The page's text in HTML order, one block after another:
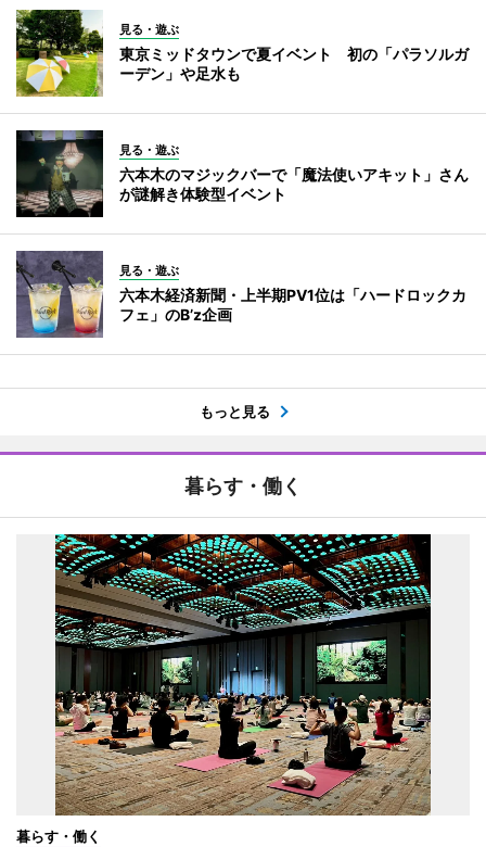
見る・遊ぶ
東京ミッドタウンで夏イベント 初の「パラソルガ
ーデン」や足水も
見る・遊ぶ
六本木のマジックバーで「魔法使いアキット」さん
が謎解き体験型イベント
見る・遊ぶ
六本木経済新聞・上半期PV1位は「ハードロックカ
フェ」のB’z企画
もっと見る
暮らす・働く
暮らす・働く